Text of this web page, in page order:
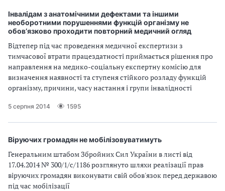
Інвалідам з анатомічними дефектами та іншими
необоротними порушеннями функцій організму не
обов’язково проходити повторний медичний огляд
Відтепер під час проведення медичної експертизи з
тимчасової втрати працездатності приймається рішення про
направлення на медико-соціальну експертну комісію для
визначення наявності та ступеня стійкого розладу функцій
організму, причини, часу настання і групи інвалідності
5 серпня 2014 1595
Віруючих громадян не мобілізовуватимуть
Генеральним штабом Збройних Сил України в листі від
17.04.2014 № 300/1/с/1186 розглянуто шляхи реалізації прав
віруючих громадян виконувати свій обов'язок перед державою
під час мобілізації